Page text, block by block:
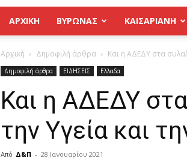
–
Παγκράτι
ΑΡΧΙΚΉ ΒΥΡΩΝΑΣ ΚΑΙΣΑΡΙΑΝΗ
Αρχική Δημοφιλή άρθρα Και η ΑΔΕΔΥ στα
Δημοφιλή άρθρα ΕΙΔΗΣΕΙΣ Ελλαδα
Και η ΑΔΕΔΥ
την Υγεία και
Από Δ&Π - 28 Ιανουαρίου 2021